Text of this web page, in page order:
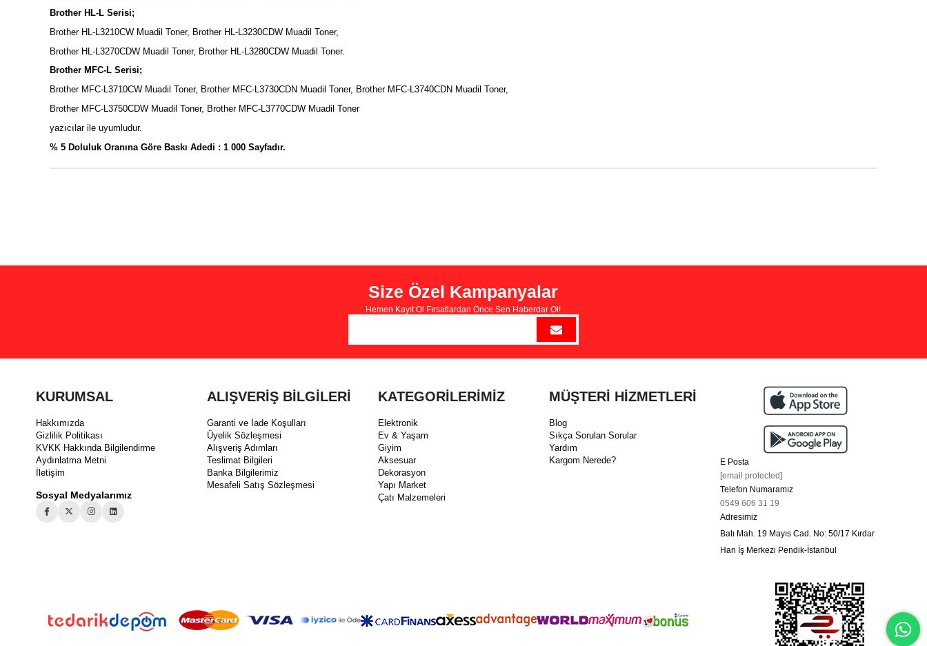
Brother HL-L Serisi;
Brother HL-L3210CW Muadil Toner, Brother HL-L3230CDW Muadil Toner,
Brother HL-L3270CDW Muadil Toner, Brother HL-L3280CDW Muadil Toner.
Brother MFC-L Serisi;
Brother MFC-L3710CW Muadil Toner, Brother MFC-L3730CDN Muadil Toner, Brother MFC-L3740CDN Muadil Toner,
Brother MFC-L3750CDW Muadil Toner, Brother MFC-L3770CDW Muadil Toner
yazıcılar ile uyumludur.
% 5 Doluluk Oranına Göre Baskı Adedi : 1 000 Sayfadır.
Size Özel Kampanyalar
Hemen Kayıt Ol Fırsatlardan Önce Sen Haberdar Ol!
KURUMSAL
Hakkımızda
Gizlilik Politikası
KVKK Hakkında Bilgilendirme
Aydınlatma Metni
İletişim
Sosyal Medyalarımız
ALIŞVERİŞ BİLGİLERİ
Garanti ve İade Koşulları
Üyelik Sözleşmesi
Alışveriş Adımları
Teslimat Bilgileri
Banka Bilgilerimiz
Mesafeli Satış Sözleşmesi
KATEGORİLERİMİZ
Elektronik
Ev & Yaşam
Giyim
Aksesuar
Dekorasyon
Yapı Market
Çatı Malzemeleri
MÜŞTERİ HİZMETLERİ
Blog
Sıkça Sorulan Sorular
Yardım
Kargom Nerede?
E Posta
[email protected]
Telefon Numaramız
0549 606 31 19
Adresimiz
Batı Mah. 19 Mayıs Cad. No: 50/17 Kırdar
Han İş Merkezi Pendik-İstanbul